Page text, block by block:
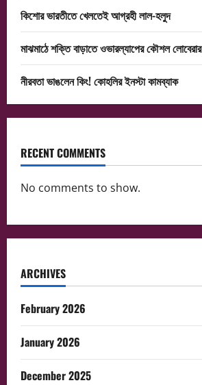
কিশোর ভারতীতে খেলতেই আগ্রহী লাল-হলুদ
মাঝমাঠে শক্তি বাড়াতে ওভারল্যাপের কৌশল লোবেরার
নীরবতা ভাঙলেন কিং! কোহলির ইনস্টা কামব্যাক
RECENT COMMENTS
No comments to show.
ARCHIVES
February 2026
January 2026
December 2025